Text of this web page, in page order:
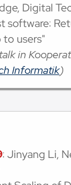
Digital
software:
users"
in
Informatik)
: Jinyang Li,